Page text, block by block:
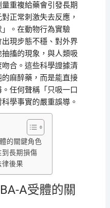
重複給藥會引發長期
正常刺激失去反應，
。在動物行為實驗
現步態不穩、對外界
搐的現象，與人類吸
合。這些科學證據清
麻醉藥，而是能直接
任何聲稱「只吸一口
學事實的嚴重誤導。
的關鍵角色
長期損傷
後果
A受體的關